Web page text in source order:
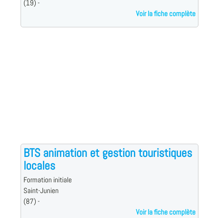
(19) -
Voir la fiche complète
BTS animation et gestion touristiques
locales
Formation initiale
Saint-Junien
(87) -
Voir la fiche complète